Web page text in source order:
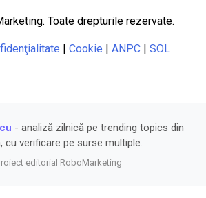
Toate drepturile rezervate.
| Cookie | ANPC| SOL
- analiză zilnică pe trending topics din
cu verificare pe surse multiple.
editorial RoboMarketing